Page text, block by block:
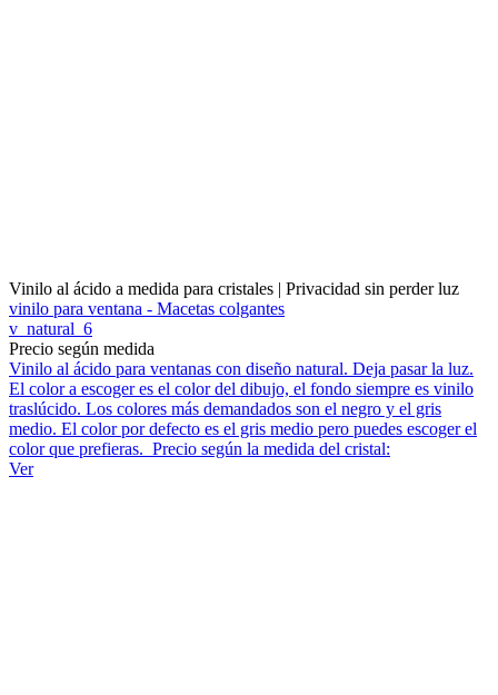
Vinilo al ácido a medida para cristales | Privacidad sin perder luz
vinilo para ventana - Macetas colgantes
v_natural_6
Precio según medida
Vinilo al ácido para ventanas con diseño natural. Deja pasar la luz.
El color a escoger es el color del dibujo, el fondo siempre es vinilo
traslúcido. Los colores más demandados son el negro y el gris
medio. El color por defecto es el gris medio pero puedes escoger el
color que prefieras. Precio según la medida del cristal:
Ver